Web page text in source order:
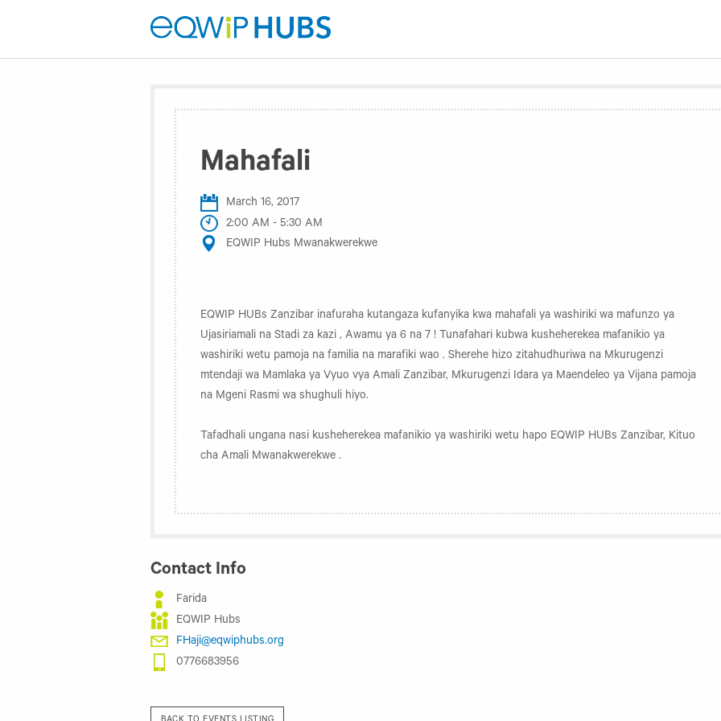
Mahafali
March 16, 2017
2:00 AM - 5:30 AM
EQWIP Hubs Mwanakwerekwe
EQWIP HUBs Zanzibar inafuraha kutangaza kufanyika kwa mahafali ya washiriki wa mafunzo ya
Ujasiriamali na Stadi za kazi , Awamu ya 6 na 7 ! Tunafahari kubwa kusheherekea mafanikio ya
washiriki wetu pamoja na familia na marafiki wao . Sherehe hizo zitahudhuriwa na Mkurugenzi
mtendaji wa Mamlaka ya Vyuo vya Amali Zanzibar, Mkurugenzi Idara ya Maendeleo ya Vijana pamoja
na Mgeni Rasmi wa shughuli hiyo.
Tafadhali ungana nasi kusheherekea mafanikio ya washiriki wetu hapo EQWIP HUBs Zanzibar, Kituo
cha Amali Mwanakwerekwe .
Contact Info
Farida
EQWIP Hubs
FHaji@eqwiphubs.org
0776683956